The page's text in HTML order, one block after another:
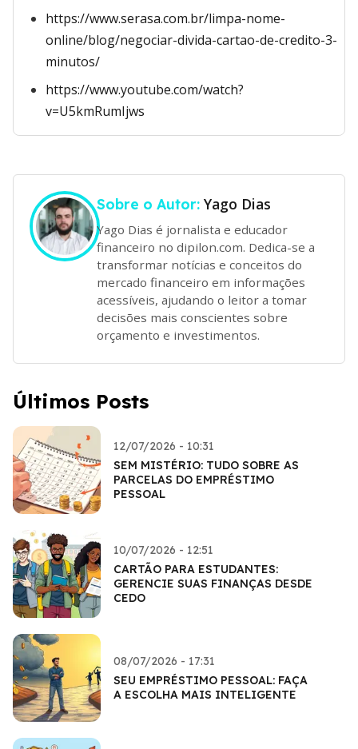
https://www.serasa.com.br/limpa-nome-
online/blog/negociar-divida-cartao-de-credito-3-
minutos/
https://www.youtube.com/watch?
v=U5kmRumIjws
Sobre o Autor: Yago Dias
Yago Dias é jornalista e educador
financeiro no dipilon.com. Dedica-se a
transformar notícias e conceitos do
mercado financeiro em informações
acessíveis, ajudando o leitor a tomar
decisões mais conscientes sobre
orçamento e investimentos.
Últimos Posts
12/07/2026 - 10:31
SEM MISTÉRIO: TUDO SOBRE AS
PARCELAS DO EMPRÉSTIMO
PESSOAL
10/07/2026 - 12:51
CARTÃO PARA ESTUDANTES:
GERENCIE SUAS FINANÇAS DESDE
CEDO
08/07/2026 - 17:31
SEU EMPRÉSTIMO PESSOAL: FAÇA
A ESCOLHA MAIS INTELIGENTE